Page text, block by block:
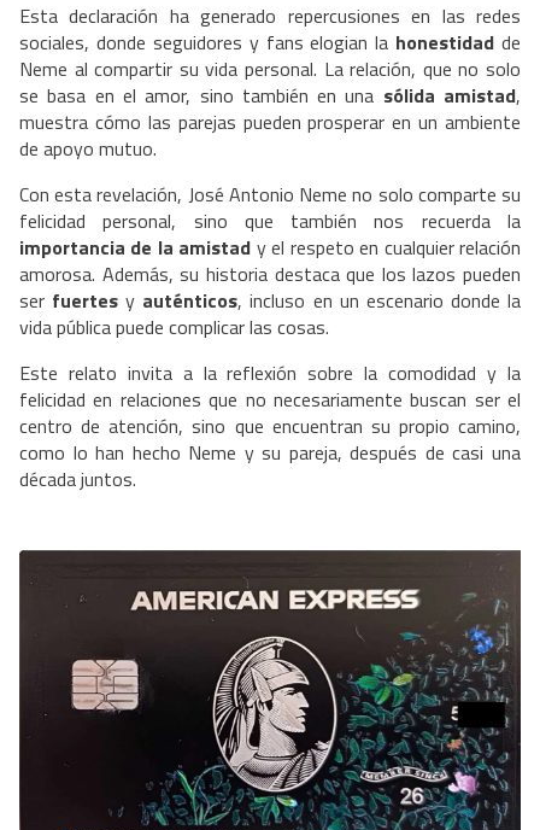
Esta declaración ha generado repercusiones en las redes
sociales, donde seguidores y fans elogian la honestidad de
Neme al compartir su vida personal. La relación, que no solo
se basa en el amor, sino también en una sólida amistad,
muestra cómo las parejas pueden prosperar en un ambiente
de apoyo mutuo.
Con esta revelación, José Antonio Neme no solo comparte su
felicidad personal, sino que también nos recuerda la
importancia de la amistad y el respeto en cualquier relación
amorosa. Además, su historia destaca que los lazos pueden
ser fuertes y auténticos, incluso en un escenario donde la
vida pública puede complicar las cosas.
Este relato invita a la reflexión sobre la comodidad y la
felicidad en relaciones que no necesariamente buscan ser el
centro de atención, sino que encuentran su propio camino,
como lo han hecho Neme y su pareja, después de casi una
década juntos.